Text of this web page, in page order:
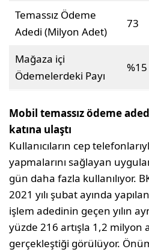
Temassız Ödeme
Adedi (Milyon Adet)
73
Mağaza içi
Ödemelerdeki Payı
%15
Mobil temassız ödeme
katına ulaştı
Kullanıcıların cep
yapmalarını sağlayan
gün daha fazla kullanılıyor.
2021 yılı şubat ayında
işlem adedinin geçen yılın
yüzde 216 artışla 1,2 milyon
gerçekleştiği görülüyor.